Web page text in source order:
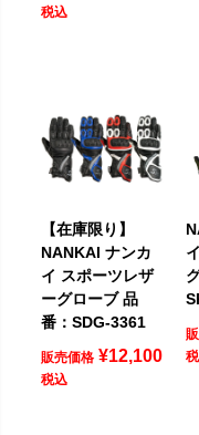
税込
【在庫限り】
NANKAI ナンカ
イ スポーツレザ
ーグローブ 品
番：SDG-3361
販売価格 ¥12,100
税込